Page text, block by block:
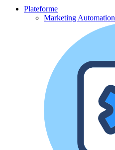
Plateforme
Marketing Automation